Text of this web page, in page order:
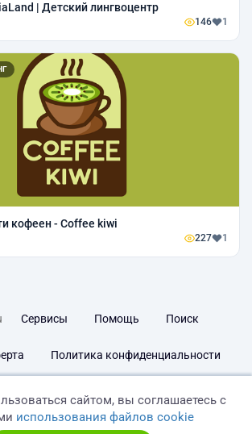
| Детский лингвоцентр
146 1
кофеен - Coffee kiwi
227 1
Сервисы Помощь Поиск
Политика конфиденциальности
сайтом, вы соглашаетесь с
использования файлов cookie